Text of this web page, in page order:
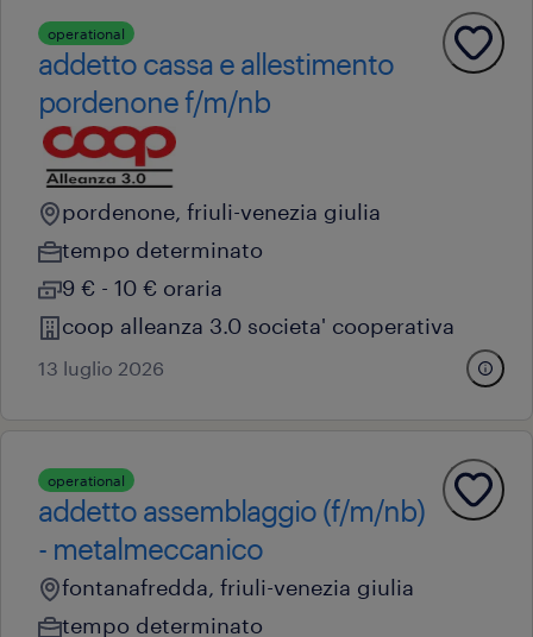
operational
addetto cassa e allestimento
pordenone f/m/nb
pordenone, friuli-venezia giulia
tempo determinato
9 € - 10 € oraria
coop alleanza 3.0 societa' cooperativa
13 luglio 2026
operational
addetto assemblaggio (f/m/nb)
- metalmeccanico
fontanafredda, friuli-venezia giulia
tempo determinato